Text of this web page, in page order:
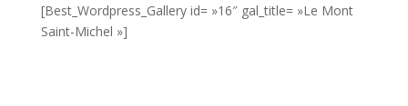
[Best_Wordpress_Gallery id= »16″ gal_title= »Le Mont
Saint-Michel »]